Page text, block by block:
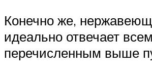
Конечно же,
идеально отвечает всем
перечисленным выше